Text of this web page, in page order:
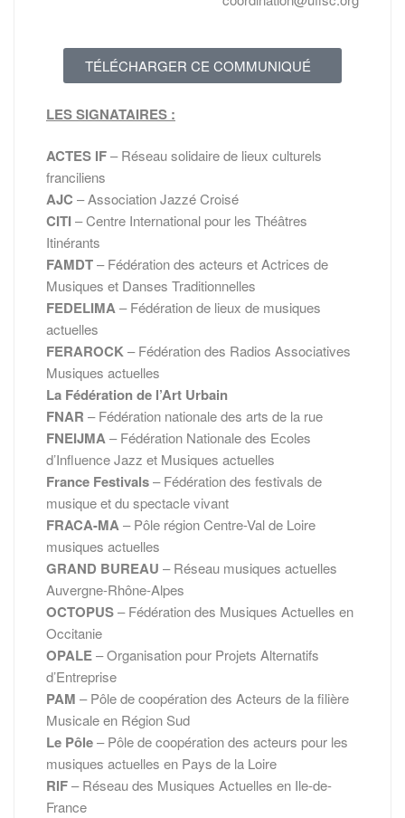
TÉLÉCHARGER CE COMMUNIQUÉ
LES SIGNATAIRES :
ACTES IF– Réseau solidaire de lieux culturels
franciliens
AJC – Association Jazzé Croisé
CITI– Centre International pour les Théâtres
Itinérants
FAMDT– Fédération des acteurs et Actrices de
Musiques et Danses Traditionnelles
FEDELIMA– Fédération de lieux de musiques
actuelles
FERAROCK– Fédération des Radios Associatives
Musiques actuelles
La Fédération de l’Art Urbain
FNAR – Fédération nationale des arts de la rue
FNEIJMA– Fédération Nationale des Ecoles
d’Influence Jazz et Musiques actuelles
France Festivals– Fédération des festivals de
musique et du spectacle vivant
FRACA-MA– Pôle région Centre-Val de Loire
musiques actuelles
GRAND BUREAU – Réseau musiques actuelles
Auvergne-Rhône-Alpes
OCTOPUS– Fédération des Musiques Actuelles en
Occitanie
OPALE– Organisation pour Projets Alternatifs
d’Entreprise
PAM – Pôle de coopération des Acteurs de la filière
Musicale en Région Sud
Le Pôle– Pôle de coopération des acteurs pour les
musiques actuelles en Pays de la Loire
RIF– Réseau des Musiques Actuelles en Ile-de-
France